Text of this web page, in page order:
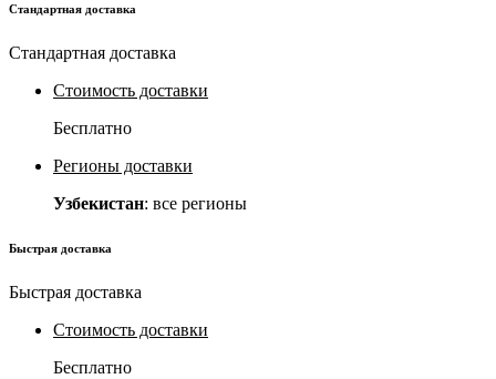
Стандартная доставка
Стандартная доставка
Стоимость доставки
Бесплатно
Регионы доставки
Узбекистан: все регионы
Быстрая доставка
Быстрая доставка
Стоимость доставки
Бесплатно